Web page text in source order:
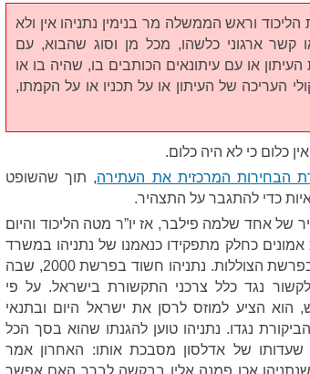
הליכוד וראש הממשלה מר בנימין נתניהו אין ולא
ארגוני כלשהו, מכל מן וסוג שהבוא, עם
או עם עיתונאים הכותבים בו, שהיה בו או
העריכה של העיתון או על תכניו או על הקמתו,
כלום כי לא היה כלום.
הבחירות המרכזית את העתירה, תוך שהשופט
כדי להתגבר על התצהיר.
של אחד שלמה פילבר, אז יו”ר מטה הליכוד והיום
כחלק מתפקידו כנאמנו של נתניהו במשרד
התקשורת. דוד שמרון חשוד בפרשת הצוללות. נתניהו חשוד בפרשת 2000, שבה
נגד כלל צרכני התקשורת בישראל. על פי
הוא הציע למוזס לרסן את ישראל היום ובתנאי
נגדו. נתניהו טוען להגנתו שהוא בסך הכל
של אדלסון מסבכת אותו: האחרון אמר
אכן פמנה אליו בבקשה לברר האם אפשר